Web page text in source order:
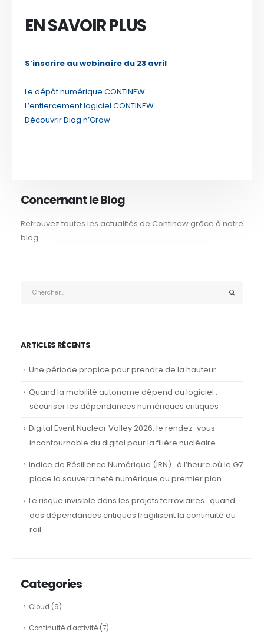
EN SAVOIR PLUS
S’inscrire au webinaire du 23 avril
Le dépôt numérique CONTINEW
L’entiercement logiciel CONTINEW
Découvrir Diag n’Grow
Concernant le Blog
Retrouvez toutes les actualités de Continew grâce à notre
blog.
ARTICLES RÉCENTS
Une période propice pour prendre de la hauteur
Quand la mobilité autonome dépend du logiciel :
sécuriser les dépendances numériques critiques
Digital Event Nuclear Valley 2026, le rendez-vous
incontournable du digital pour la filière nucléaire
Indice de Résilience Numérique (IRN) : à l’heure où le G7
place la souveraineté numérique au premier plan
Le risque invisible dans les projets ferroviaires : quand
des dépendances critiques fragilisent la continuité du
rail
Categories
Cloud (9)
Continuité d'activité(7)